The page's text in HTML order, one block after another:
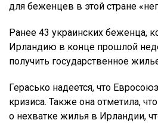
для беженцев в этой стране
Ранее 43 украинских беженца,
Ирландию в конце прошлой
получить государственное
Герасько надеется, что
кризиса. Также она отметила,
о нехватке жилья в Ирландии,